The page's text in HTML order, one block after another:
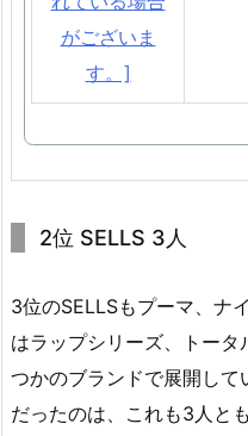
2位 SELLS 3人
3位のSELLSもプーマ、ナ
はラップシリーズ、トータ
つかのブランドで展開し
だったのは、これも3人と